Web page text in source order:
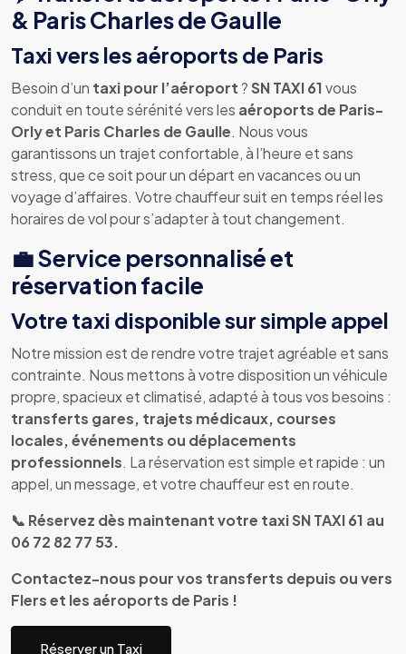
& Paris Charles de Gaulle
Taxi vers les aéroports de Paris
Besoin d’un taxi pour l’aéroport?SN TAXI 61vous
conduit en toute sérénité vers les aéroports de Paris-
Orly et Paris Charles de Gaulle. Nous vous
garantissons un trajet confortable, à l’heure et sans
stress, que ce soit pour un départ en vacances ou un
voyage d’affaires. Votre chauffeur suit en temps réel les
horaires de vol pour s’adapter à tout changement.
💼 Service personnalisé et
réservation facile
Votre taxi disponible sur simple appel
Notre mission est de rendre votre trajet agréable et sans
contrainte. Nous mettons à votre disposition un véhicule
propre, spacieux et climatisé, adapté à tous vos besoins :
transferts gares, trajets médicaux, courses
locales, événements ou déplacements
professionnels. La réservation est simple et rapide : un
appel, un message, et votre chauffeur est en route.
📞 Réservez dès maintenant votre taxi SN TAXI 61 au
06 72 82 77 53.
Contactez-nous pour vos transferts depuis ou vers
Flers et les aéroports de Paris !
Réserver un Taxi